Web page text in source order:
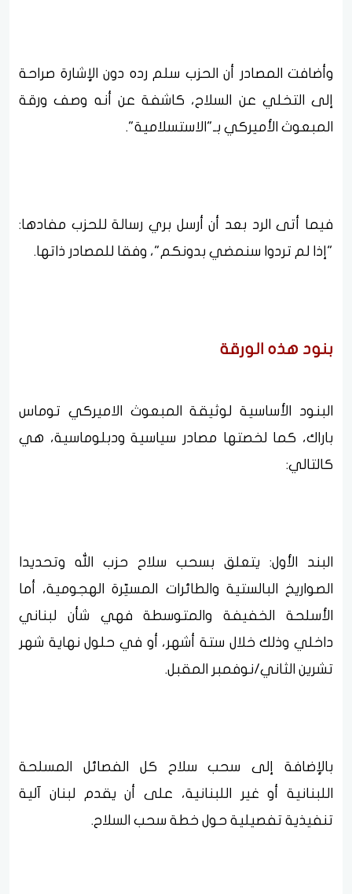
وأضافت المصادر أن الحزب سلم رده دون الإشارة صراحة
إلى التخلي عن السلاح، كاشفة عن أنه وصف ورقة
المبعوث الأميركي بـ"الاستسلامية".
فيما أتى الرد بعد أن أرسل بري رسالة للحزب مفادها:
"إذا لم تردوا سنمضي بدونكم"، وفقا للمصادر ذاتها.
بنود هذه الورقة
البنود الأساسية لوثيقة المبعوث الاميركي توماس
باراك، كما لخصتها مصادر سياسية ودبلوماسية، هي
كالتالي:
البند الأول: يتعلق بسحب سلاح حزب الله وتحديدا
الصواريخ البالستية والطائرات المسيّرة الهجومية، أما
الأسلحة الخفيفة والمتوسطة فهي شأن لبناني
داخلي وذلك خلال ستة أشهر، أو في حلول نهاية شهر
تشرين الثاني/نوفمبر المقبل.
بالإضافة إلى سحب سلاح كل الفصائل المسلحة
اللبنانية أو غير اللبنانية، على أن يقدم لبنان آلية
تنفيذية تفصيلية حول خطة سحب السلاح.